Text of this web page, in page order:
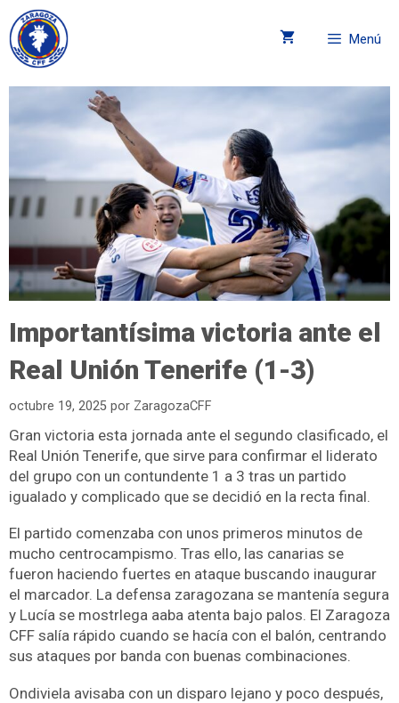
Menú
Importantísima victoria ante el
Real Unión Tenerife (1-3)
octubre 19, 2025 por ZaragozaCFF
Gran victoria esta jornada ante el segundo clasificado, el
Real Unión Tenerife, que sirve para confirmar el liderato
del grupo con un contundente 1 a 3 tras un partido
igualado y complicado que se decidió en la recta final.
El partido comenzaba con unos primeros minutos de
mucho centrocampismo. Tras ello, las canarias se
fueron haciendo fuertes en ataque buscando inaugurar
el marcador. La defensa zaragozana se mantenía segura
y Lucía se mostrlega aaba atenta bajo palos. El Zaragoza
CFF salía rápido cuando se hacía con el balón, centrando
sus ataques por banda con buenas combinaciones.
Ondiviela avisaba con un disparo lejano y poco después,